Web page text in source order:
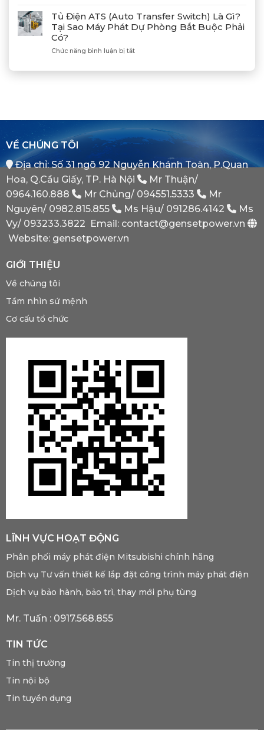
Mitsubishi
Heavy
Industries
Khẳng
Vị
Của
Bình
Minh
Phát
Bị
Dầu
Xác
Đồng
Bộ
Máy
Điện
Tủ Điện ATS (Auto Transfer Switch) Là Gì?
Tại Sao Máy Phát Dự Phòng Bắt Buộc Phải
Có?
Chức năng bình luận bị tắtở
Điện
Sao
Phát
Dự
Phòng
Bắt
Phải
Có?
VỀ CHÚNG TÔI
Địa chỉ: Số 31 ngõ 92 Nguyễn Khánh Toàn, P.Quan
Hoa, Q.Cầu Giấy, TP. Hà Nội
Mr Thuận/
0964.160.888
Mr Chủng/ 094551.5333
Mr
Nguyên/ 0982.815.855 Ms Hậu/ 091286.4142
Ms
Vy/ 093233.3822
Email: contact@gensetpower.vn
Website: gensetpower.vn
GIỚI THIỆU
Về chúng tôi
Tầm nhìn sứ mệnh
Cơ cấu tổ chức
LĨNH VỰC HOẠT ĐỘNG
Phân phối máy phát điện Mitsubishi chính hãng
Dịch vụ Tư vấn thiết kế lắp đặt công trình máy phát điện
Dịch vụ bảo hành, bảo trì, thay mới phụ tùng
Mr. Tuấn : 0917.568.855
TIN TỨC
Tin thị trường
Tin nội bộ
Tin tuyển dụng